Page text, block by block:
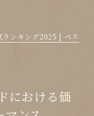
ランキング2025 | ベス
における価